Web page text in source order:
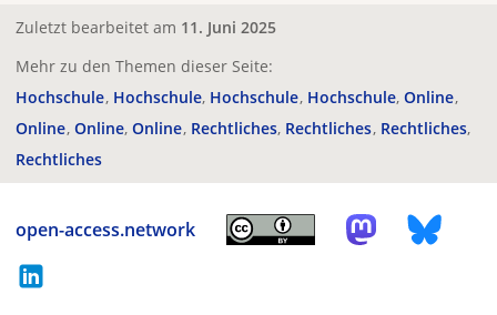
Zuletzt bearbeitet am 11. Juni 2025
Mehr zu den Themen dieser Seite:
Hochschule Hochschule Hochschule Hochschule Online
Online Online Online Rechtliches Rechtliches Rechtliches
Rechtliches
open-access.network